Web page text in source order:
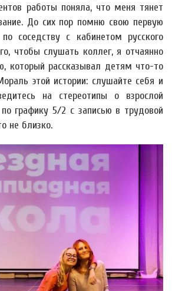
работы поняла, что меня тянет
До сих пор помню свою первую
соседству с кабинетом русского
чтобы слушать коллег, я отчаянно
который рассказывал детям что-то
этой истории: слушайте себя и
на стереотипы о взрослой
графику 5/2 с записью в трудовой
не близко.